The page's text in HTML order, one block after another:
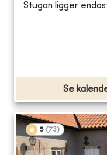
Stugan ligger
Se
5 (73)